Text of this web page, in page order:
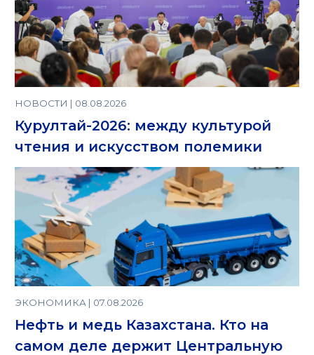
НОВОСТИ | 08.08.2026
Курултай-2026: между культурой
чтения и искусством полемики
ЭКОНОМИКА | 07.08.2026
Нефть и медь Казахстана. Кто на
самом деле держит Центральную